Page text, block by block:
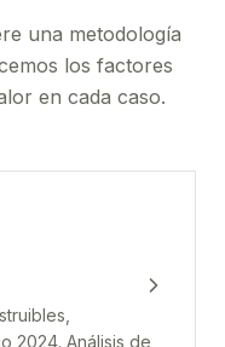
una metodología
los factores
en cada caso.
2024. Análisis de